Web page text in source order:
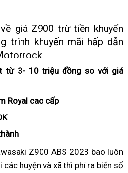
giá Z900 trừ tiền khuyến
trình khuyến mãi tại
hấp dẫn
từ 3- 10 triệu đồng so với giá
Royal kết
cao cấp
tư
vấn
toánZ900 ABS 2023 giá
vừa
bao luôn
các huyện và xã thì phí ra biển số